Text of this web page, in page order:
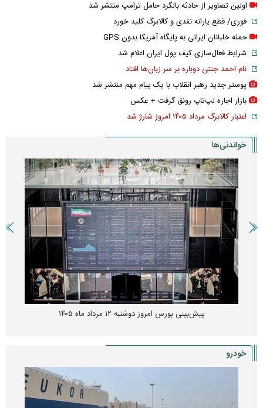
اولین تصاویر از حادثه بالگرد حامل ترامپ منتشر شد
فوری/ قطع یارانه نقدی و کالابرگ کلید خورد
حمله خلبانان ایرانی به پایگاه آمریکا بدون GPS
شرایط فعال‌سازی کیف پول ایران اعلام شد
نام احمد جنتی دوباره بر سر زبان‌ها افتاد
پوستر جدید رهبر انقلاب با یک پیام مهم منتشر شد
بازار اجاره لپ‌تاپ رونق گرفت + عکس
اعتبار کالابرگ مرداد ۱۴۰۵ امروز شارژ شد
خواندنی‌ها
پیش‌بینی بورس امروز دوشنبه ۱۲ مرداد ماه ۱۴۰۵
خودرو